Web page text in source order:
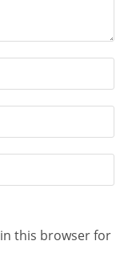
this browser for